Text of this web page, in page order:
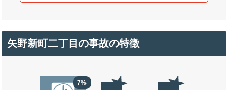
矢野新町二丁目の事故の特徴
7%